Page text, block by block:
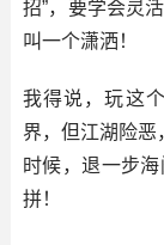
招”，要学会灵
叫一个潇洒！
我得说，玩这
界，但江湖险恶
时候，退一步
拼！